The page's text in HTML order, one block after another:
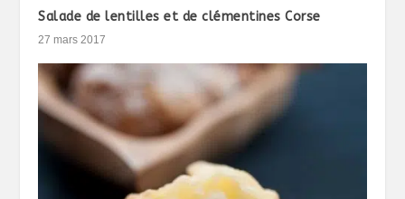
Salade de lentilles et de clémentines Corse
27 mars 2017